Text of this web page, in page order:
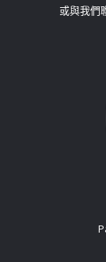
或與我們